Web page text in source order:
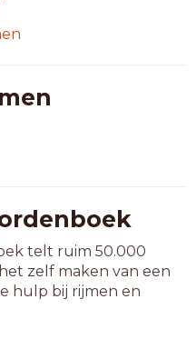
telt ruim 50.000
zelf maken van een
hulp bij rijmen en